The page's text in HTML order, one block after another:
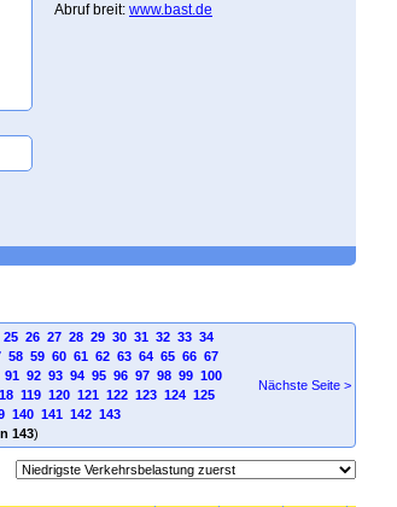
Abruf breit: www.bast.de
25 26 27 28 29 30 31 32 33 34
58 59 60 61 62 63 64 65 66 67
91 92 93 94 95 96 97 98 99 100
119 120 121 122 123 124 125
140 141 142 143
143)
Nächste Seite >